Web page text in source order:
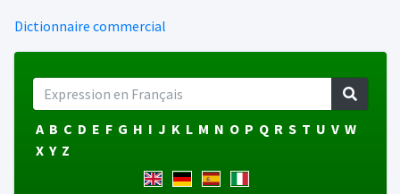
Dictionnaire commercial
A B C D E F G H I J K L M N O P Q R S T U V W
X Y Z